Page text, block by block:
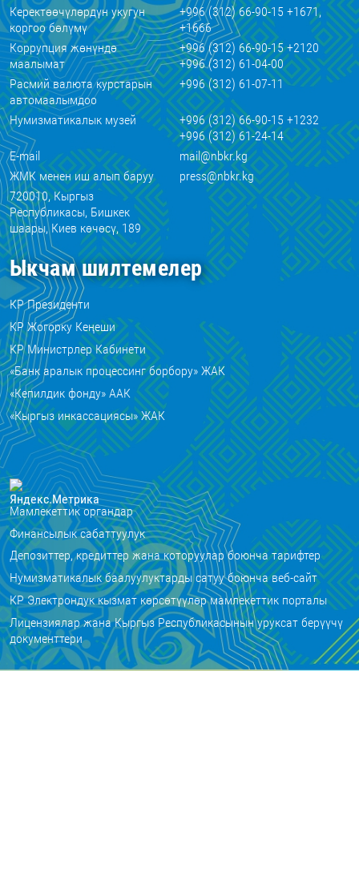
Керектөөчүлөрдүн укугун
коргоо бөлүмү
+996 (312) 66-90-15 +1671,
+1666
Коррупция жөнүндө
маалымат
+996 (312) 66-90-15 +2120
+996 (312) 61-04-00
Расмий валюта курстарын
автомаалымдоо
+996 (312) 61-07-11
Нумизматикалык музей
+996 (312) 66-90-15 +1232
+996 (312) 61-24-14
E-mail
mail@nbkr.kg
ЖМК менен иш алып баруу
press@nbkr.kg
720010, Кыргыз
Республикасы, Бишкек
шаары, Киев көчөсү, 189
Ыкчам шилтемелер
КР Президенти
КР Жогорку Кеңеши
КР Министрлер Кабинети
«Банк аралык процессинг борбору» ЖАК
«Кепилдик фонду» ААК
«Кыргыз инкассациясы» ЖАК
Мамлекеттик органдар
Финансылык сабаттуулук
Депозиттер, кредиттер жана которуулар боюнча тарифтер
Нумизматикалык баалуулуктарды сатуу боюнча веб-сайт
КР Электрондук кызмат көрсөтүүлөр мамлекеттик порталы
Лицензиялар жана Кыргыз Республикасынын уруксат берүүчү
документтери